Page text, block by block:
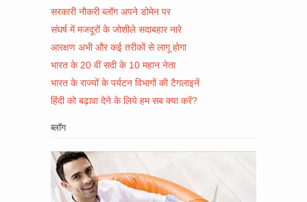
सरकारी नौकरी ब्लॉग अपने डोमेन पर
संघर्ष में मजदूरों के जोशीले सदाबहार नारे
आरक्षण अभी और कई तरीकों से लागू होगा
भारत के 20 वीं सदी के 10 महान नेता
भारत के राज्यों के पर्यटन विभागों की टैगलाइनें
हिंदी को बढ़ावा देने के लिये हम सब क्या करें?
ब्लॉग